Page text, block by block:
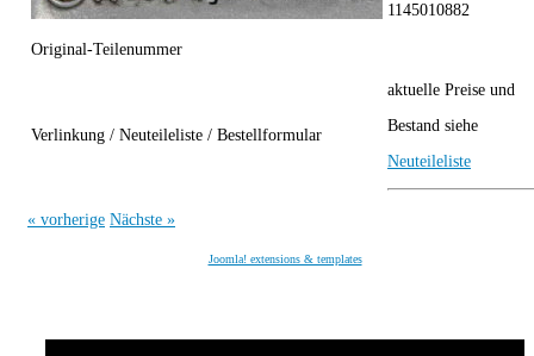
Original-Teilenummer
1145010882
Verlinkung / Neuteileliste / Bestellformular
aktuelle Preise und
Bestand siehe
Neuteileliste
« vorherige Nächste »
Joomla! extensions & templates